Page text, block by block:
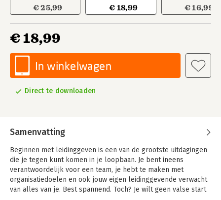
€ 25,99 € 18,99 € 16,99
€ 18,99
In winkelwagen
Direct te downloaden
Samenvatting
Beginnen met leidinggeven is een van de grootste uitdagingen
die je tegen kunt komen in je loopbaan. Je bent ineens
verantwoordelijk voor een team, je hebt te maken met
organisatiedoelen en ook jouw eigen leidinggevende verwacht
van alles van je. Best spannend. Toch? Je wilt geen valse start